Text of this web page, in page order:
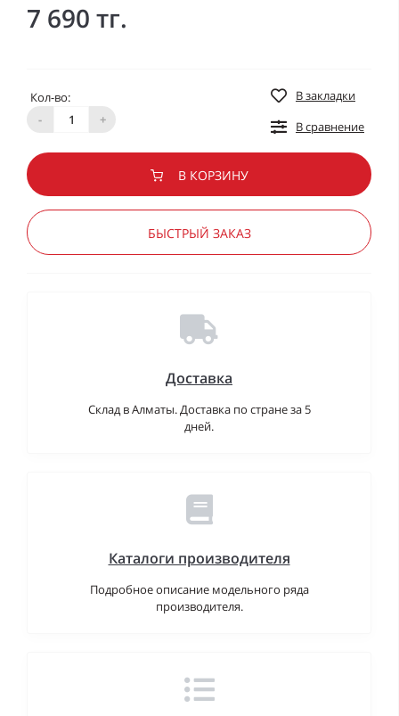
7 690 тг.
Кол-во:
-
+
В закладки
В сравнение
В КОРЗИНУ
БЫСТРЫЙ ЗАКАЗ
Доставка
Склад в Алматы. Доставка по стране за 5
дней.
Каталоги производителя
Подробное описание модельного ряда
производителя.